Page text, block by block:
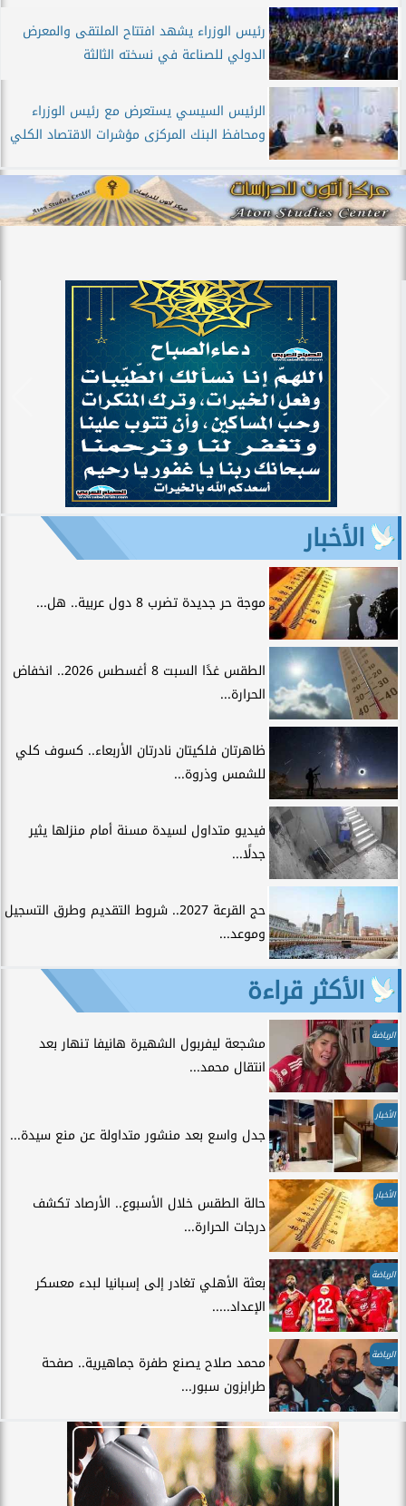
رئيس الوزراء يشهد افتتاح الملتقى والمعرض
الدولي للصناعة في نسخته الثالثة
الرئيس السيسي يستعرض مع رئيس الوزراء
ومحافظ البنك المركزى مؤشرات الاقتصاد الكلي
الأخبار
موجة حر جديدة تضرب 8 دول عربية.. هل...
الطقس غدًا السبت 8 أغسطس 2026.. انخفاض
الحرارة...
ظاهرتان فلكيتان نادرتان الأربعاء.. كسوف كلي
للشمس وذروة...
فيديو متداول لسيدة مسنة أمام منزلها يثير
جدلًا...
حج القرعة 2027.. شروط التقديم وطرق التسجيل
وموعد...
الأكثر قراءة
الرياضة
مشجعة ليفربول الشهيرة هانيفا تنهار بعد
انتقال محمد...
الأخبار
جدل واسع بعد منشور متداولة عن منع سيدة...
الأخبار
حالة الطقس خلال الأسبوع.. الأرصاد تكشف
درجات الحرارة...
الرياضة
بعثة الأهلي تغادر إلى إسبانيا لبدء معسكر
الإعداد.....
الرياضة
محمد صلاح يصنع طفرة جماهيرية.. صفحة
طرابزون سبور...